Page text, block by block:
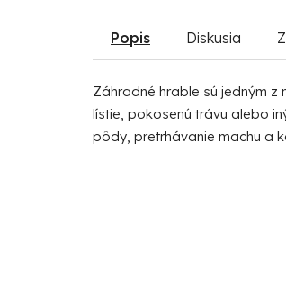
Popis Diskusia
Záhradné hrable sú jedným z
lístie, pokosenú trávu alebo
pôdy, pretrhávanie machu a